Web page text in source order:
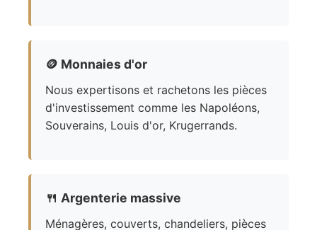
🪙 Monnaies d'or
Nous expertisons et rachetons les pièces
d'investissement comme les Napoléons,
Souverains, Louis d'or, Krugerrands.
🍴 Argenterie massive
Ménagères, couverts, chandeliers, pièces